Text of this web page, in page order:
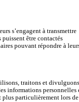
s’engagent à transmettre
être contactés
pouvant répondre à
traitons et divulguons
informations personnelles
particulièrement lors